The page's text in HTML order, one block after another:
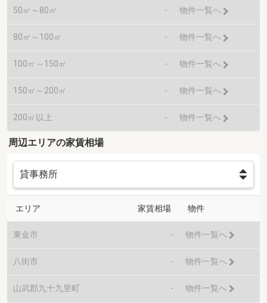
50㎡～80㎡ - 物件一覧へ
80㎡～100㎡ - 物件一覧へ
100㎡～150㎡ - 物件一覧へ
150㎡～200㎡ - 物件一覧へ
200㎡以上 - 物件一覧へ
周辺エリアの家賃相場
エリア 家賃相場 物件
東金市 - 物件一覧へ
八街市 - 物件一覧へ
山武郡九十九里町 - 物件一覧へ